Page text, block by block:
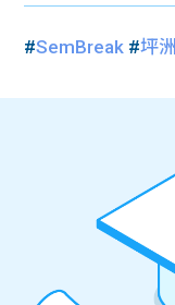
#SemBreak #坪洲